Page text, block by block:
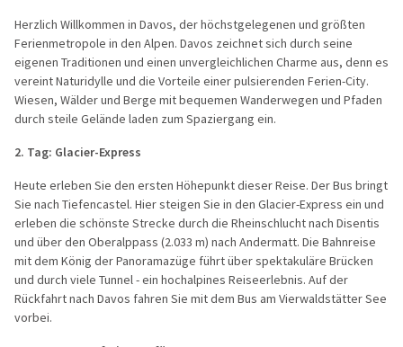
Herzlich Willkommen in Davos, der höchstgelegenen und größten
Ferienmetropole in den Alpen. Davos zeichnet sich durch seine
eigenen Traditionen und einen unvergleichlichen Charme aus, denn es
vereint Naturidylle und die Vorteile einer pulsierenden Ferien-City.
Wiesen, Wälder und Berge mit bequemen Wanderwegen und Pfaden
durch steile Gelände laden zum Spaziergang ein.
2. Tag: Glacier-Express
Heute erleben Sie den ersten Höhepunkt dieser Reise. Der Bus bringt
Sie nach Tiefencastel. Hier steigen Sie in den Glacier-Express ein und
erleben die schönste Strecke durch die Rheinschlucht nach Disentis
und über den Oberalppass (2.033 m) nach Andermatt. Die Bahnreise
mit dem König der Panoramazüge führt über spektakuläre Brücken
und durch viele Tunnel - ein hochalpines Reiseerlebnis. Auf der
Rückfahrt nach Davos fahren Sie mit dem Bus am Vierwaldstätter See
vorbei.